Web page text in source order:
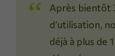
Après bientôt
d’utilisation,
déjà à plus de